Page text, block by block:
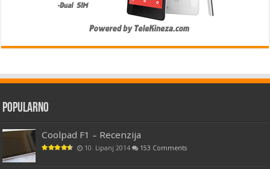
Popularno
Coolpad F1 – Recenzija
10. Lipanj 2014 153 Comments